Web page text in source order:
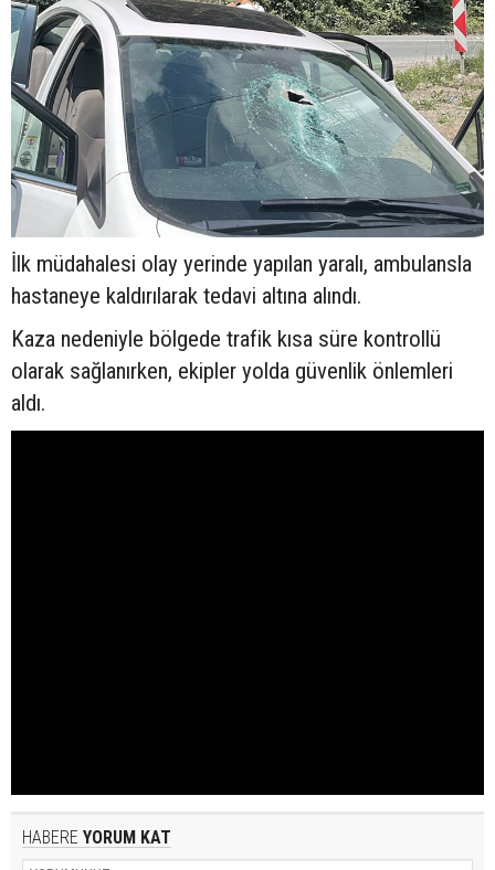
İlk müdahalesi olay yerinde yapılan yaralı, ambulansla
hastaneye kaldırılarak tedavi altına alındı.
Kaza nedeniyle bölgede trafik kısa süre kontrollü
olarak sağlanırken, ekipler yolda güvenlik önlemleri
aldı.
HABERE YORUM KAT